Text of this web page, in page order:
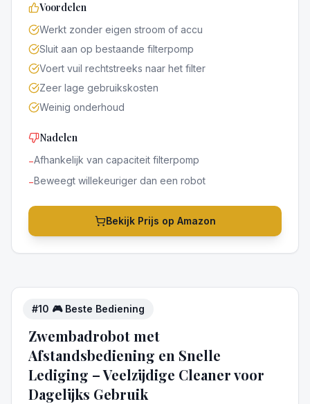
Voordelen
Werkt zonder eigen stroom of accu
Sluit aan op bestaande filterpomp
Voert vuil rechtstreeks naar het filter
Zeer lage gebruikskosten
Weinig onderhoud
Nadelen
−Afhankelijk van capaciteit filterpomp
−Beweegt willekeuriger dan een robot
Bekijk Prijs op Amazon
#10 🎮 Beste Bediening
4/5
Zwembadrobot met
Afstandsbediening en Snelle
Lediging – Veelzijdige Cleaner voor
Dagelijks Gebruik